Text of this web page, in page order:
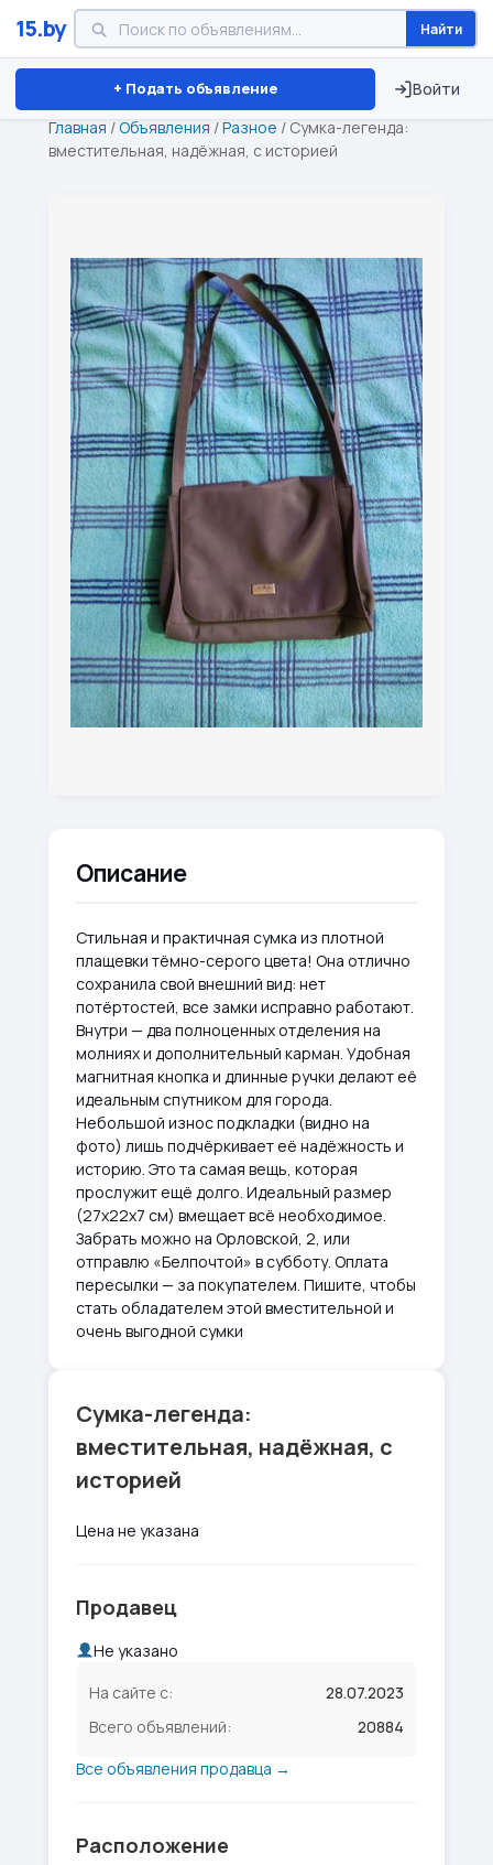
15.by Найти
+ Подать объявление Войти
Минск Витебск Брест ⏱ ТОЛЬКО 15 ДНЕЙ
Главная /Объявления /Разное / Сумка-легенда:
вместительная, надёжная, с историей
Описание
Стильная и практичная сумка из плотной
плащевки тёмно-серого цвета! Она отлично
сохранила свой внешний вид: нет
потёртостей, все замки исправно работают.
Внутри — два полноценных отделения на
молниях и дополнительный карман. Удобная
магнитная кнопка и длинные ручки делают её
идеальным спутником для города.
Небольшой износ подкладки (видно на
фото) лишь подчёркивает её надёжность и
историю. Это та самая вещь, которая
прослужит ещё долго. Идеальный размер
(27х22х7 см) вмещает всё необходимое.
Забрать можно на Орловской, 2, или
отправлю «Белпочтой» в субботу. Оплата
пересылки — за покупателем. Пишите, чтобы
стать обладателем этой вместительной и
очень выгодной сумки
Сумка-легенда:
вместительная, надёжная, с
историей
Цена не указана
Продавец
Не указано
На сайте с:
28.07.2023
Всего объявлений:
20884
Все объявления продавца →
Расположение